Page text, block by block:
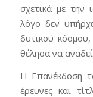
σχετικά με την
λόγο δεν
δυτικού
θέλησα να
Η Επανέκδοση
έρευνες και